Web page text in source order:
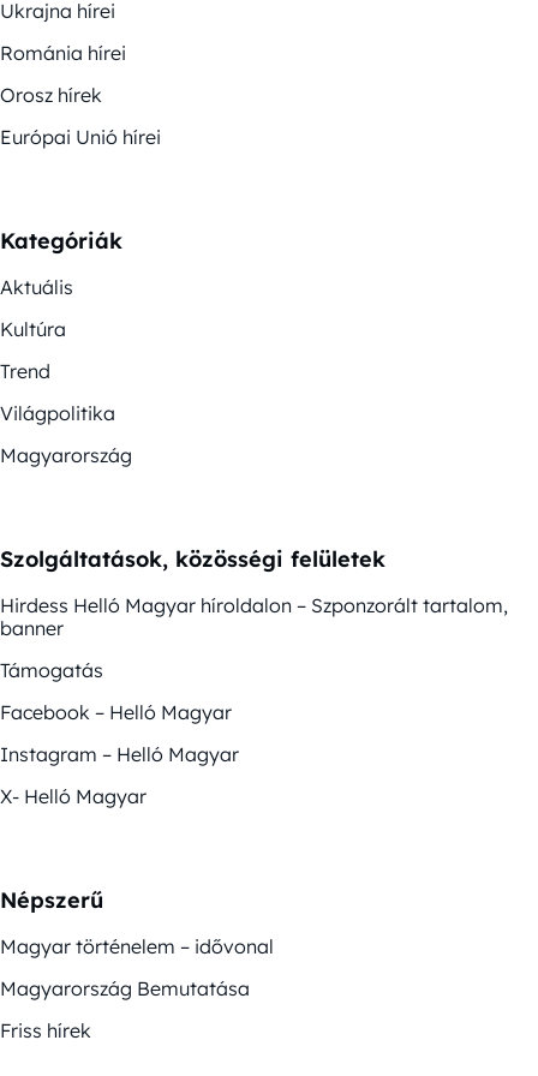
Ukrajna hírei
Románia hírei
Orosz hírek
Európai Unió hírei
Kategóriák
Aktuális
Kultúra
Trend
Világpolitika
Magyarország
Szolgáltatások, közösségi felületek
Hirdess Helló Magyar híroldalon – Szponzorált tartalom,
banner
Támogatás
Facebook – Helló Magyar
Instagram – Helló Magyar
X- Helló Magyar
Népszerű
Magyar történelem – idővonal
Magyarország Bemutatása
Friss hírek